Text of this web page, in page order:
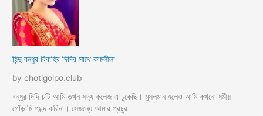
হিন্দু বন্ধুর বিবাহির দিদির সাথে কামলীলা
by chotigolpo.club
বন্ধুর দিদি চটি আমি তখন সদ্য কলেজ এ ঢুকেছি। মুসলমান হলেও আমি কখনো ধর্মীয়
গোঁড়ামি পছন্দ করিনা। সেজন্যে আমার প্রচুর